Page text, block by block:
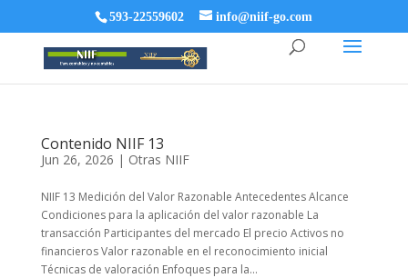
593-22559602 info@niif-go.com
Contenido NIIF 13
Jun 26, 2026 | Otras NIIF
NIIF 13 Medición del Valor Razonable Antecedentes Alcance
Condiciones para la aplicación del valor razonable La
transacción Participantes del mercado El precio Activos no
financieros Valor razonable en el reconocimiento inicial
Técnicas de valoración Enfoques para la...